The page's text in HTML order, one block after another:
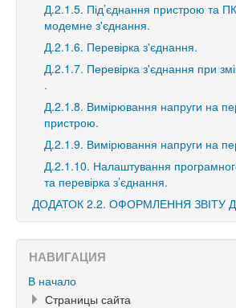
Д.2.1.5. Під’єднання пристрою та
модемне з'єднання.
Д.2.1.6. Перевірка з'єднання.
Д.2.1.7. Перевірка з'єднання при
.
Д.2.1.8. Вимірювання напруги на
пристрою.
Д.2.1.9. Вимірювання напруги на
Д.2.1.10. Налаштування
та перевірка з’єднання.
ДОДАТОК 2.2. ОФОРМЛЕННЯ ЗВІТУ
НАВИГАЦИЯ
В начало
Страницы сайта